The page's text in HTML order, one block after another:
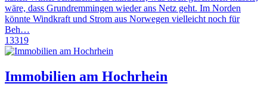
wäre, dass Grundremmingen wieder ans Netz geht. Im Norden
könnte Windkraft und Strom aus Norwegen vielleicht noch für
Beh…
13319
Immobilien am Hochrhein